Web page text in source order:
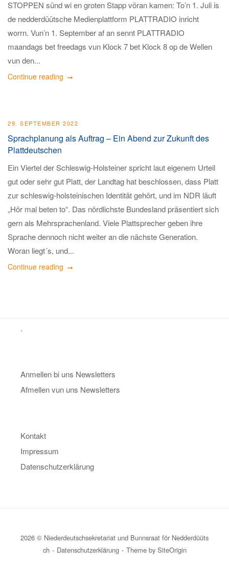
STOPPEN sünd wi en groten Stapp vöran kamen: To’n 1. Juli is
de nedderdüütsche Medienplattform PLATTRADIO inricht
worrn. Vun’n 1. September af an sennt PLATTRADIO
maandags bet freedags vun Klock 7 bet Klock 8 op de Wellen
vun den...
Continue reading
29. SEPTEMBER 2022
Sprachplanung als Auftrag – Ein Abend zur Zukunft des
Plattdeutschen
Ein Viertel der Schleswig-Holsteiner spricht laut eigenem Urteil
gut oder sehr gut Platt, der Landtag hat beschlossen, dass Platt
zur schleswig-holsteinischen Identität gehört, und im NDR läuft
„Hör mal beten to“. Das nördlichste Bundesland präsentiert sich
gern als Mehrsprachenland. Viele Plattsprecher geben ihre
Sprache dennoch nicht weiter an die nächste Generation.
Woran liegt´s, und...
Continue reading
.
Anmellen bi uns Newsletters
Afmellen vun uns Newsletters
Kontakt
Impressum
Datenschutzerklärung
2026 © Niederdeutschsekretariat und Bunnsraat för Nedderdüüts
ch
Datenschutzerklärung Theme by SiteOrigin